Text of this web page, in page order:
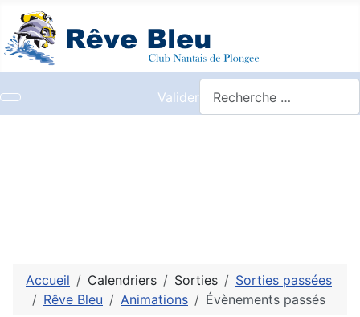
Valider
Accueil Calendriers Sorties
Sorties passées
Rêve Bleu
Animations Évènements passés